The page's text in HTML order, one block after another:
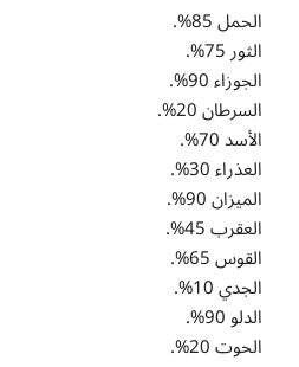
الحمل 85%.
الثور 75%.
الجوزاء 90%.
السرطان 20%.
الأسد 70%.
العذراء 30%.
الميزان 90%.
العقرب 45%.
القوس 65%.
الجدي 10%.
الدلو 90%.
الحوت 20%.